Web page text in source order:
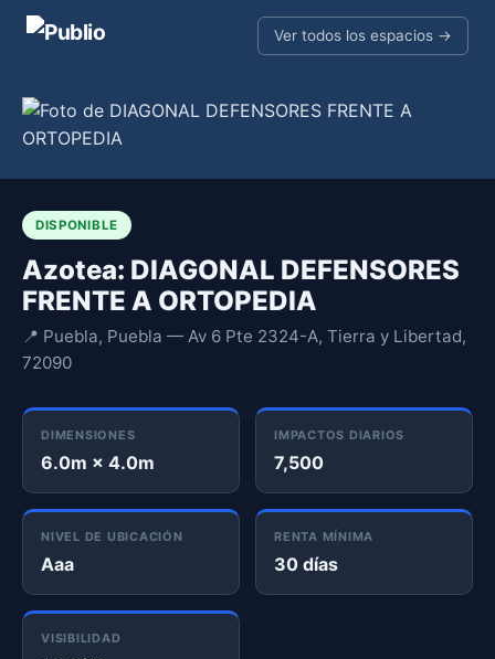
Ver todos los espacios →
DISPONIBLE
Azotea: DIAGONAL DEFENSORES
FRENTE A ORTOPEDIA
📍 Puebla, Puebla — Av 6 Pte 2324-A, Tierra y Libertad,
72090
DIMENSIONES
6.0m × 4.0m
IMPACTOS DIARIOS
7,500
NIVEL DE UBICACIÓN
Aaa
RENTA MÍNIMA
30 días
VISIBILIDAD